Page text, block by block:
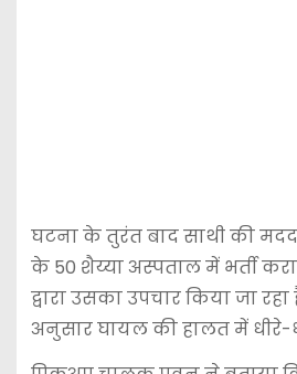
घटना के तुरंत बाद साथी की
के 50 शैय्या अस्पताल में भर्ती
द्वारा उसका उपचार किया जा
अनुसार घायल की हालत में धीरे-